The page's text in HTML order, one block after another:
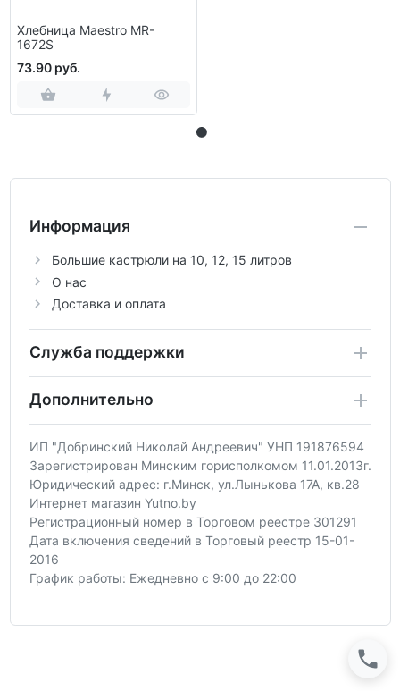
Хлебница Maestro MR-
1672S
73.90 руб.
Информация
Большие кастрюли на 10, 12, 15 литров
О нас
Доставка и оплата
Служба поддержки
Дополнительно
ИП "Добринский Николай Андреевич" УНП 191876594
Зарегистрирован Минским горисполкомом 11.01.2013г.
Юридический адрес: г.Минск, ул.Лынькова 17А, кв.28
Интернет магазин Yutno.by
Регистрационный номер в Торговом реестре 301291
Дата включения сведений в Торговый реестр 15-01-
2016
График работы: Ежедневно с 9:00 до 22:00